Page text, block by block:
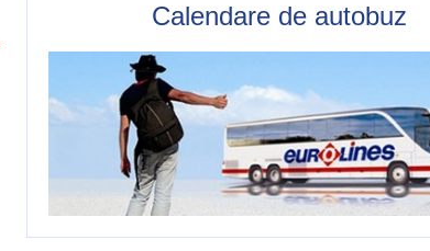
Calendare de autobuz